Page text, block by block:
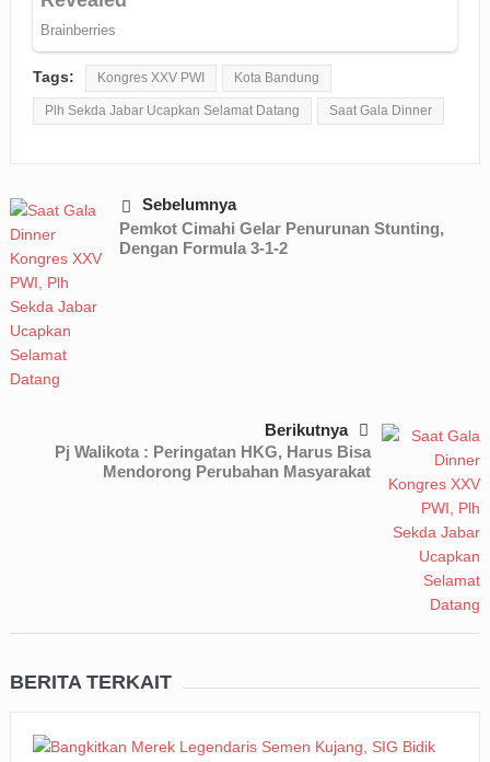
Tags: Kongres XXV PWI Kota Bandung
Plh Sekda Jabar Ucapkan Selamat Datang Saat Gala Dinner
Sebelumnya
Pemkot Cimahi Gelar Penurunan Stunting,
Dengan Formula 3-1-2
Berikutnya
Pj Walikota : Peringatan HKG, Harus Bisa
Mendorong Perubahan Masyarakat
BERITA TERKAIT